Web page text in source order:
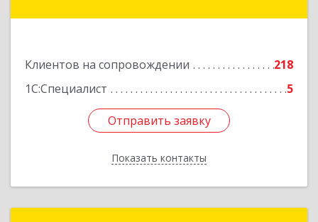
Клиентов на сопровождении
218
1С:Специалист
5
Отправить заявку
Показать контакты
Отправить заявку
Назад